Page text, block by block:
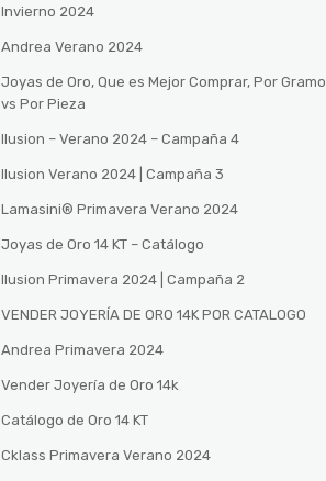
Invierno 2024
Andrea Verano 2024
Joyas de Oro, Que es Mejor Comprar, Por Gramo
vs Por Pieza
Ilusion – Verano 2024 – Campaña 4
Ilusion Verano 2024 | Campaña 3
Lamasini®️ Primavera Verano 2024
Joyas de Oro 14 KT – Catálogo
Ilusion Primavera 2024 | Campaña 2
VENDER JOYERÍA DE ORO 14K POR CATALOGO
Andrea Primavera 2024
Vender Joyería de Oro 14k
Catálogo de Oro 14 KT
Cklass Primavera Verano 2024